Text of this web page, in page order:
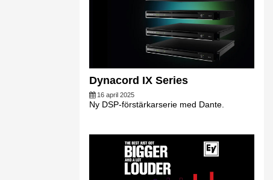
Dynacord IX Series
16 april 2025
Ny DSP-förstärkarserie med Dante.